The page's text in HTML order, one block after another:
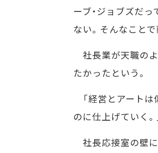
ーブ・ジョブズだ
ない。そんなことで
社長業が天職の
たかったという。
「経営とアート
のに仕上げていく。
社長応接室の壁